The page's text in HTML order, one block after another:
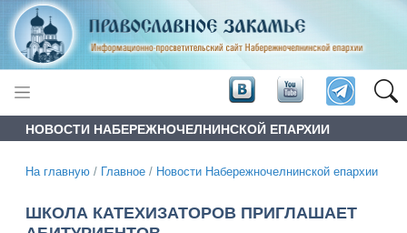
НОВОСТИ НАБЕРЕЖНОЧЕЛНИНСКОЙ ЕПАРХИИ
На главную / Главное / Новости Набережночелнинской епархии
ШКОЛА КАТЕХИЗАТОРОВ ПРИГЛАШАЕТ